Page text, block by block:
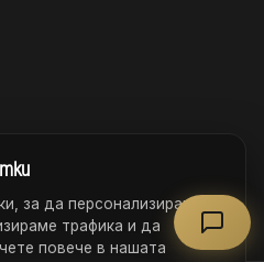
за да персонализираме
трафика и да
повече в нашата